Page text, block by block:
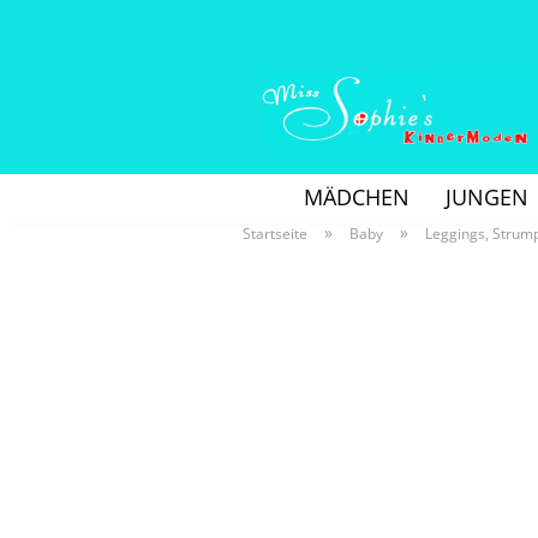
MÄDCHEN JUNGEN
Startseite » Baby » Leggings,